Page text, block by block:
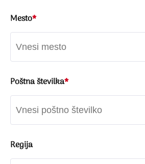
Mesto*
Poštna številka*
Regija